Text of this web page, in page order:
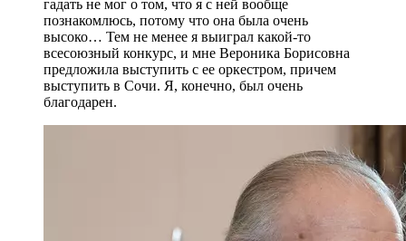
гадать не мог о том, что я с ней вообще
познакомлюсь, потому что она была очень
высоко… Тем не менее я выиграл какой-то
всесоюзный конкурс, и мне Вероника Борисовна
предложила выступить с ее оркестром, причем
выступить в Сочи. Я, конечно, был очень
благодарен.